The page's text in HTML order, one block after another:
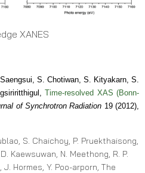
XANES
S. Chotiwan, S. Kityakarn, S.
Time-resolved XAS (Bonn-
of Synchrotron Radiation 19 (2012),
S. Chaichoy, P. Pruekthaisong,
Kaewsuwan, N. Meethong, R. P.
Hormes, Y. Poo-arporn, The